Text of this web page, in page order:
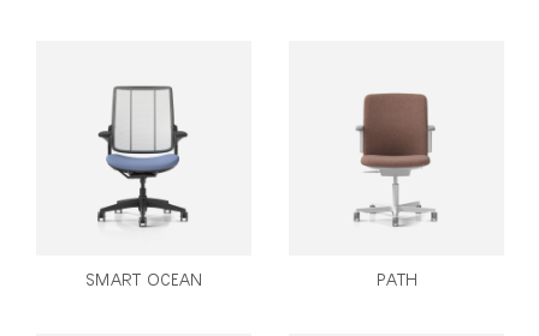
SMART OCEAN PATH